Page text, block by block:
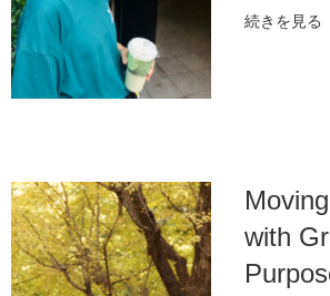
続きを見る
with